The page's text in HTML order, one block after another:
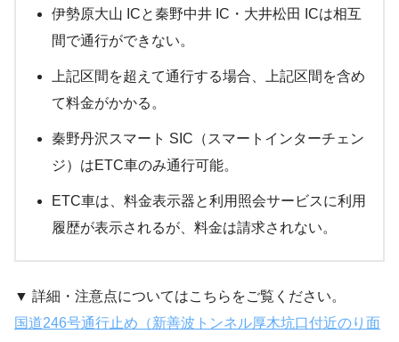
伊勢原大山 ICと秦野中井 IC・大井松田 ICは相互
間で通行ができない。
上記区間を超えて通行する場合、上記区間を含め
て料金がかかる。
秦野丹沢スマート SIC（スマートインターチェン
ジ）はETC車のみ通行可能。
ETC車は、料金表示器と利用照会サービスに利用
履歴が表示されるが、料金は請求されない。
▼ 詳細・注意点についてはこちらをご覧ください。
国道246号通行止め（新善波トンネル厚木坑口付近のり面